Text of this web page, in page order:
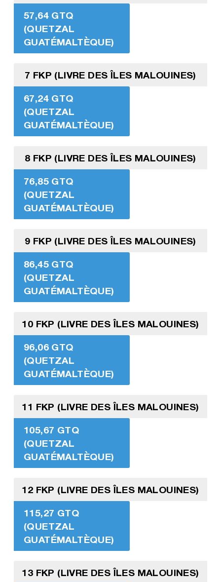
57,64 GTQ
(QUETZAL
GUATÉMALTÈQUE)
7 FKP (LIVRE DES ÎLES MALOUINES)
67,24 GTQ
(QUETZAL
GUATÉMALTÈQUE)
8 FKP (LIVRE DES ÎLES MALOUINES)
76,85 GTQ
(QUETZAL
GUATÉMALTÈQUE)
9 FKP (LIVRE DES ÎLES MALOUINES)
86,45 GTQ
(QUETZAL
GUATÉMALTÈQUE)
10 FKP (LIVRE DES ÎLES MALOUINES)
96,06 GTQ
(QUETZAL
GUATÉMALTÈQUE)
11 FKP (LIVRE DES ÎLES MALOUINES)
105,67 GTQ
(QUETZAL
GUATÉMALTÈQUE)
12 FKP (LIVRE DES ÎLES MALOUINES)
115,27 GTQ
(QUETZAL
GUATÉMALTÈQUE)
13 FKP (LIVRE DES ÎLES MALOUINES)